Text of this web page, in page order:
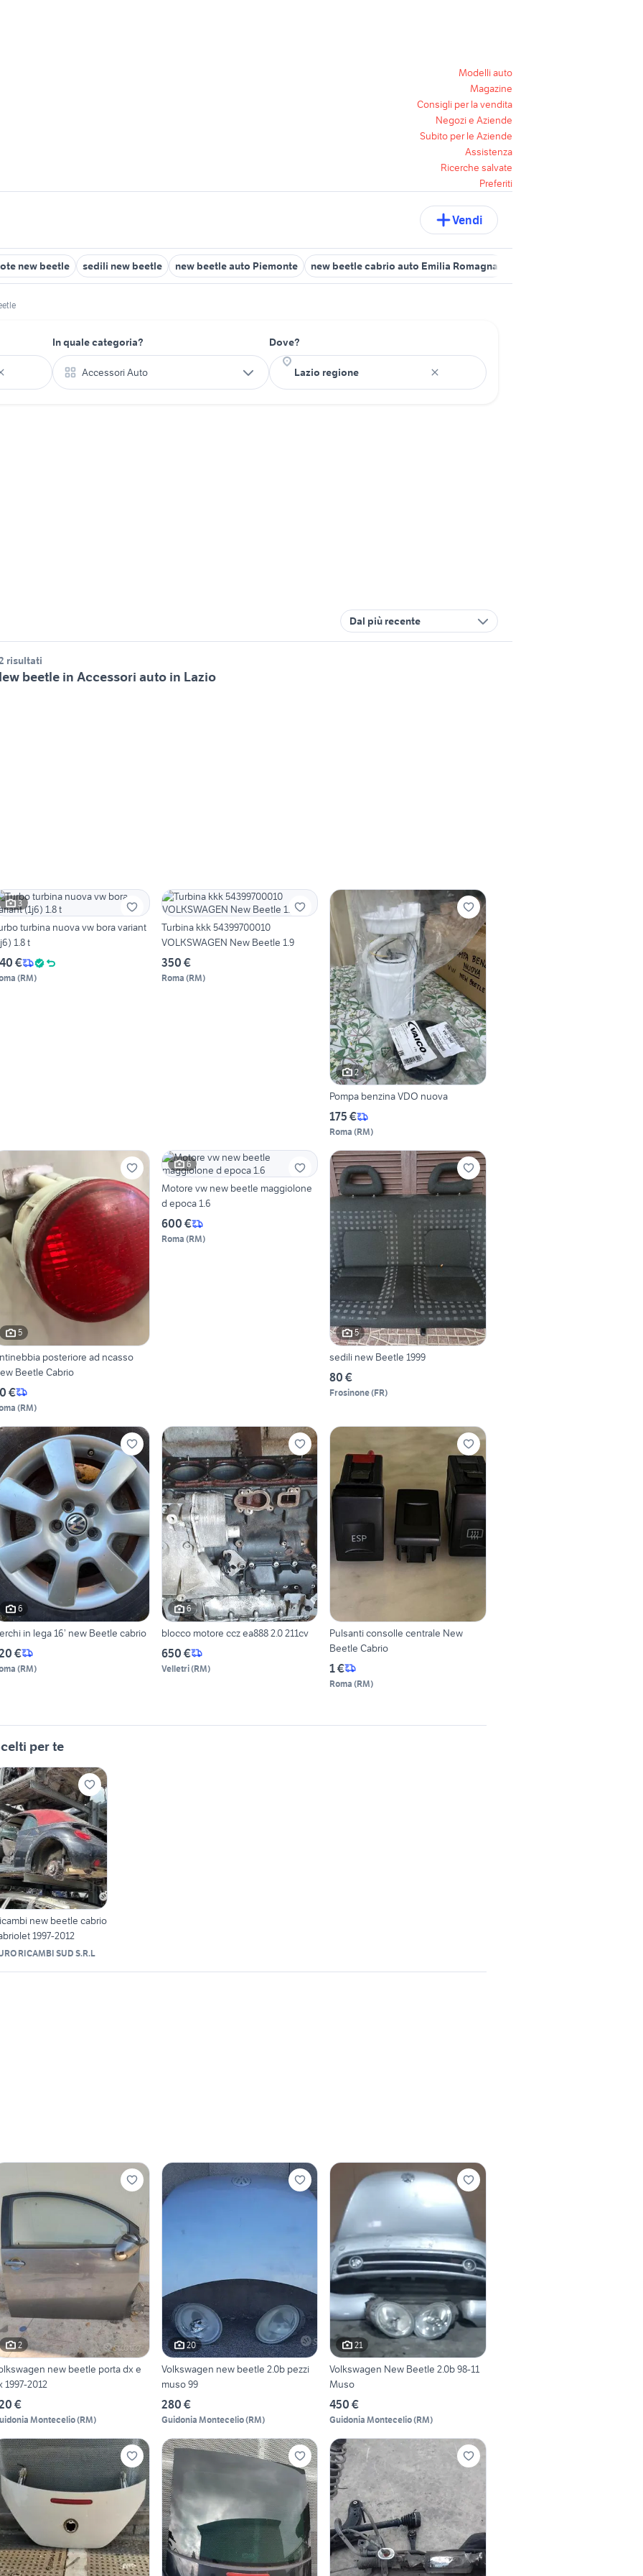
Modelli auto
Magazine
Consigli per la vendita
Negozi e Aziende
Subito per le Aziende
Assistenza
Ricerche salvate
Preferiti
Vendi
new beetle sedili new beetle new beetle auto Piemonte new beetle cabrio auto Emilia Romagna
In quale categoria?
Accessori Auto
Dove?
Dal più recente
risultati
beetle in Accessori auto in Lazio
3
turbina nuova vw bora variant
1.8 t
€
(RM)
Turbina kkk 54399700010
VOLKSWAGEN New Beetle 1.9
350 €
Roma (RM)
2
Pompa benzina VDO nuova
175 €
Roma (RM)
5
posteriore ad ncasso
Beetle Cabrio
€
(RM)
6
Motore vw new beetle maggiolone
d epoca 1.6
600 €
Roma (RM)
5
sedili new Beetle 1999
80 €
Frosinone(FR)
6
in lega 16’ new Beetle cabrio
€
(RM)
6
blocco motore ccz ea888 2.0 211cv
650 €
Velletri(RM)
Pulsanti consolle centrale New
Beetle Cabrio
1 €
Roma (RM)
per te
new beetle cabrio
1997-2012
RICAMBI SUD S.R.L
2
new beetle porta dx e
1997-2012
€
Montecelio(RM)
20
Volkswagen new beetle 2.0b pezzi
muso 99
280 €
Guidonia Montecelio(RM)
21
Volkswagen New Beetle 2.0b 98-11
Muso
450 €
Guidonia Montecelio(RM)